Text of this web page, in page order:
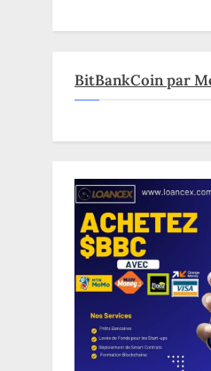
BitBankCoin par